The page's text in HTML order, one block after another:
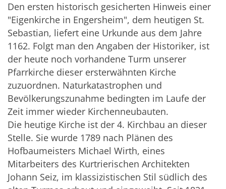
Den ersten historisch gesicherten Hinweis einer
"Eigenkirche in Engersheim", dem heutigen St.
Sebastian, liefert eine Urkunde aus dem Jahre
1162. Folgt man den Angaben der Historiker, ist
der heute noch vorhandene Turm unserer
Pfarrkirche dieser ersterwähnten Kirche
zuzuordnen. Naturkatastrophen und
Bevölkerungszunahme bedingten im Laufe der
Zeit immer wieder Kirchenneubauten.
Die heutige Kirche ist der 4. Kirchbau an dieser
Stelle. Sie wurde 1789 nach Plänen des
Hofbaumeisters Michael Wirth, eines
Mitarbeiters des Kurtrierischen Architekten
Johann Seiz, im klassizistischen Stil südlich des